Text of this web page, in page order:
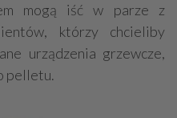
mogą iść w parze z
którzy chcieliby
urządzenia grzewcze,
pelletu.